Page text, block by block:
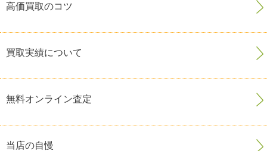
高価買取のコツ
買取実績について
無料オンライン査定
当店の自慢